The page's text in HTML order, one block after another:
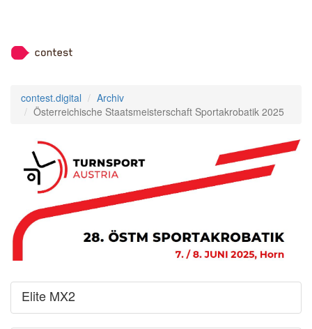
contest.digital
Archiv
Österreichische Staatsmeisterschaft Sportakrobatik 2025
Elite MX2